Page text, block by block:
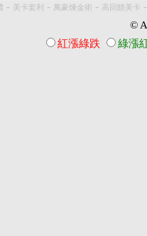
- 美卡套利 - 萬豪煉金術 - 高回饋美卡
©
紅漲綠跌
綠漲